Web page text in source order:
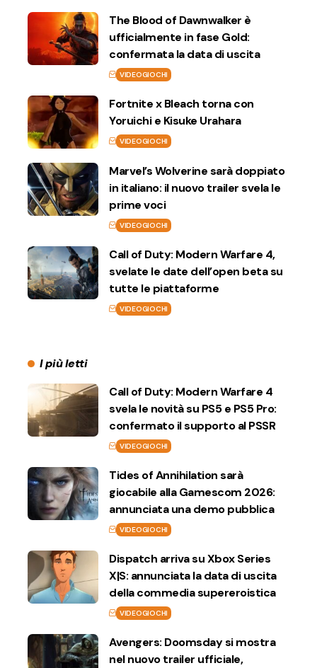
The Blood of Dawnwalker è
ufficialmente in fase Gold:
confermata la data di uscita
VIDEOGIOCHI
Fortnite x Bleach torna con
Yoruichi e Kisuke Urahara
VIDEOGIOCHI
Marvel’s Wolverine sarà doppiato
in italiano: il nuovo trailer svela le
prime voci
VIDEOGIOCHI
Call of Duty: Modern Warfare 4,
svelate le date dell’open beta su
tutte le piattaforme
VIDEOGIOCHI
I più letti
Call of Duty: Modern Warfare 4
svela le novità su PS5 e PS5 Pro:
confermato il supporto al PSSR
VIDEOGIOCHI
Tides of Annihilation sarà
giocabile alla Gamescom 2026:
annunciata una demo pubblica
VIDEOGIOCHI
Dispatch arriva su Xbox Series
X|S: annunciata la data di uscita
della commedia supereroistica
VIDEOGIOCHI
Avengers: Doomsday si mostra
nel nuovo trailer ufficiale,